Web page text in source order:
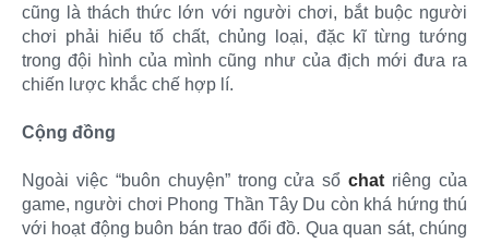
cũng là thách thức lớn với người chơi, bắt buộc người
chơi phải hiểu tố chất, chủng loại, đặc kĩ từng tướng
trong đội hình của mình cũng như của địch mới đưa ra
chiến lược khắc chế hợp lí.
Cộng đồng
Ngoài việc “buôn chuyện” trong cửa sổchat riêng của
game, người chơi Phong Thần Tây Du còn khá hứng thú
với hoạt động buôn bán trao đổi đồ. Qua quan sát, chúng